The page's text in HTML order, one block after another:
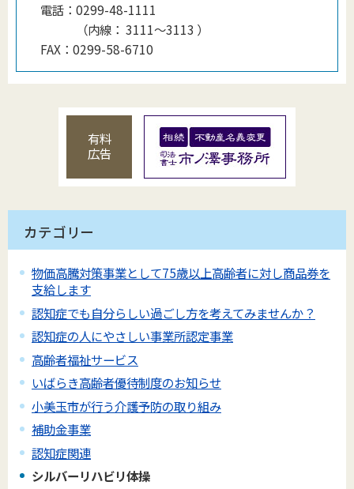
電話： 0299-48-1111
（内線 ： 3111～3113 ）
FAX： 0299-58-6710
有料
広告
カテゴリー
物価高騰対策事業として75歳以上高齢者に対し商品券を
支給します
認知症でも自分らしい過ごし方を考えてみませんか？
認知症の人にやさしい事業所認定事業
高齢者福祉サービス
いばらき高齢者優待制度のお知らせ
小美玉市が行う介護予防の取り組み
補助金事業
認知症関連
シルバーリハビリ体操